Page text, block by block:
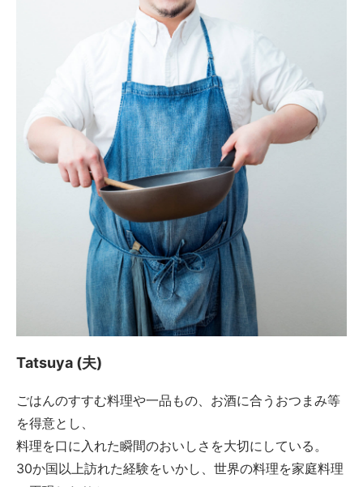
Tatsuya (夫)
ごはんのすすむ料理や一品もの、お酒に合うおつまみ等
を得意とし、
料理を口に入れた瞬間のおいしさを大切にしている。
30か国以上訪れた経験をいかし、世界の料理を家庭料理